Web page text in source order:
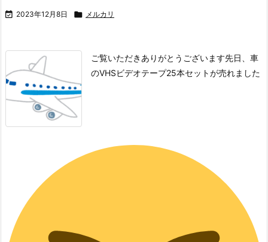
 2023年12月8日  メルカリ
ご覧いただきありがとうございます先日、車
のVHSビデオテープ25本セットが売れました